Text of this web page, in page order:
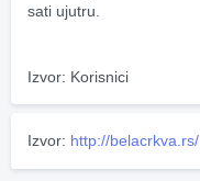
sati ujutru.
Izvor: Korisnici
Izvor: http://belacrkva.rs/